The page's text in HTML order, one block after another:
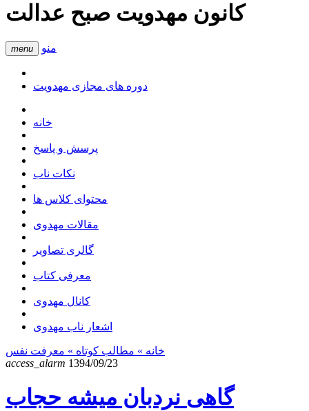
کانون مهدویت صبح عدالت
menu منو
دوره های مجازی مهدویت
خانه
پرسش و پاسخ
نکات ناب
محتوای کلاس ها
مقالات مهدوی
گالری تصاویر
معرفی کتاب
کانال مهدوی
اشعار ناب مهدوی
خانه » مطالب کوتاه » معرفت نفس
access_alarm 1394/09/23
گاهی نردبان میشه حجاب